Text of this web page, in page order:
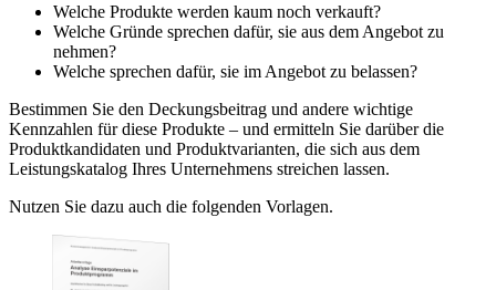
Welche Produkte werden kaum noch verkauft?
Welche Gründe sprechen dafür, sie aus dem Angebot zu
nehmen?
Welche sprechen dafür, sie im Angebot zu belassen?
Bestimmen Sie den Deckungsbeitrag und andere wichtige
Kennzahlen für diese Produkte – und ermitteln Sie darüber die
Produktkandidaten und Produktvarianten, die sich aus dem
Leistungskatalog Ihres Unternehmens streichen lassen.
Nutzen Sie dazu auch die folgenden Vorlagen.